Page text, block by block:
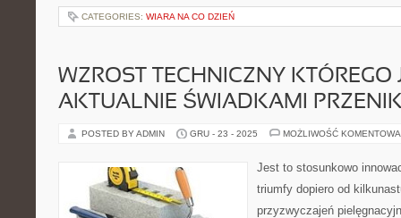
CATEGORIES: WIARA NA CO DZIEŃ
WZROST TECHNICZNY KTÓREGO
AKTUALNIE ŚWIADKAMI
POSTED BY ADMIN GRU - 23 - 2025 MOŻLIWOŚĆ
Jest to stosunkowo
triumfy dopiero od
przyzwyczajeń